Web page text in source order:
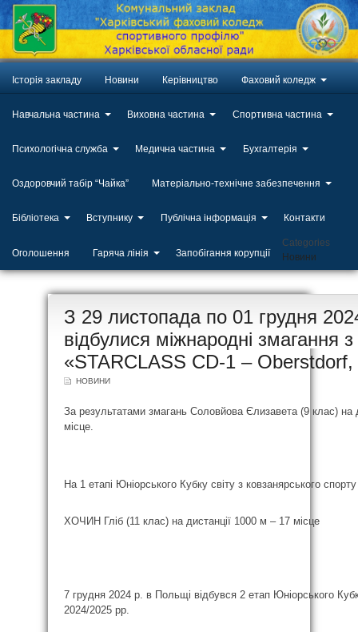
Історія закладу Новини Керівництво Фаховий коледж
Навчальна частина Виховна частина Спортивна частина
Психологічна служба Медична частина Бухгалтерія
Оздоровчий табір “Чайка” Матеріально-технічне забезпечення
Бібліотека Вступнику Публічна інформація Контакти
Оголошення Гаряча лінія Запобігання корупції
Categories
Новини
20
З 29 листопада по 01 грудня
відбулися міжнародні змагання
«STARCLASS CD-1 –
НОВИНИ
За результатами змагань Соловйова Єлизавета (9 клас) на
місце.
На 1 етапі Юніорського Кубку світу з ковзанярського
ХОЧИН Гліб (11 клас) на дистанції 1000 м – 17 місце
7 грудня 2024 р. в Польщі відбувся 2 етап Юніорського
2024/2025 рр.